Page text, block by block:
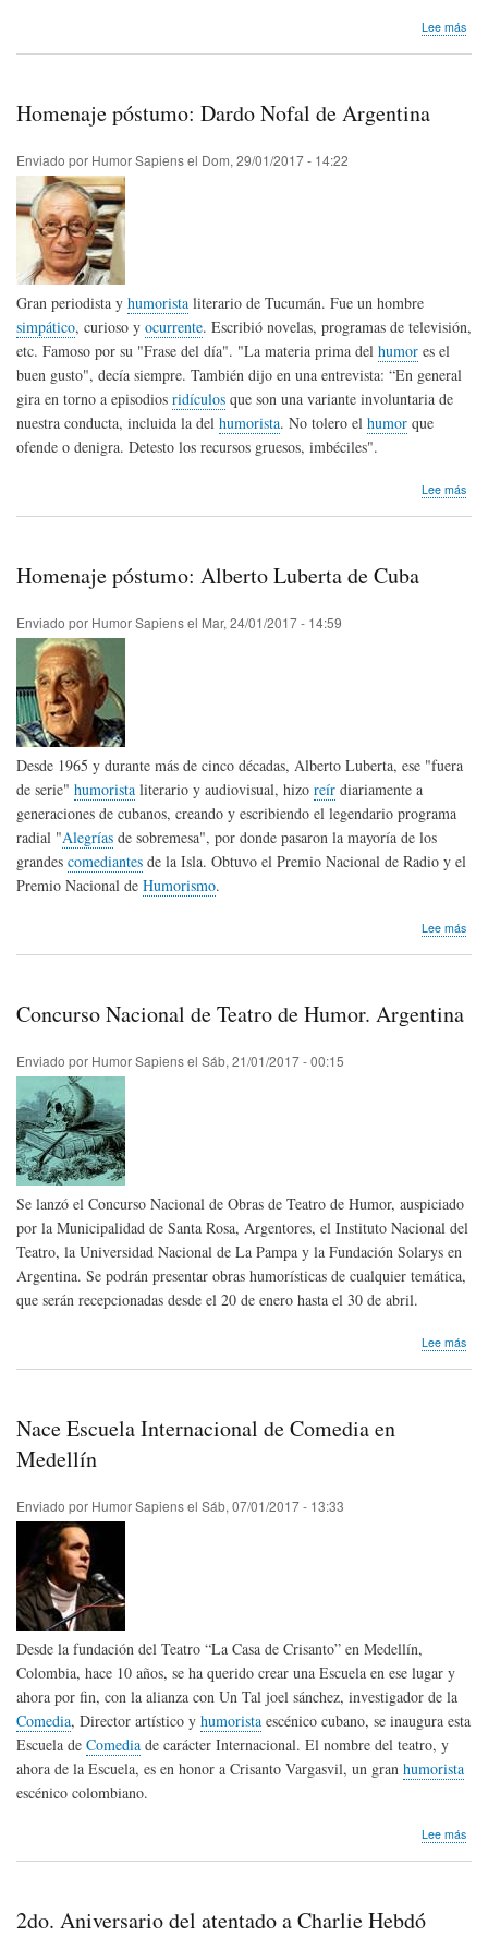
Lee más
Homenaje póstumo: Dardo Nofal de Argentina
Enviado por Humor Sapiensel Dom, 29/01/2017 - 14:22
Gran periodista y humorista literario de Tucumán. Fue un hombre
simpático, curioso y ocurrente. Escribió novelas, programas de televisión,
etc. Famoso por su "Frase del día". "La materia prima del humor es el
buen gusto", decía siempre. También dijo en una entrevista: “En general
gira en torno a episodios ridículos que son una variante involuntaria de
nuestra conducta, incluida la del humorista. No tolero el humor que
ofende o denigra. Detesto los recursos gruesos, imbéciles".
Lee más
Homenaje póstumo: Alberto Luberta de Cuba
Enviado por Humor Sapiensel Mar, 24/01/2017 - 14:59
Desde 1965 y durante más de cinco décadas, Alberto Luberta, ese "fuera
de serie" humorista literario y audiovisual, hizo reír diariamente a
generaciones de cubanos, creando y escribiendo el legendario programa
radial "Alegrías de sobremesa", por donde pasaron la mayoría de los
grandes comediantes de la Isla. Obtuvo el Premio Nacional de Radio y el
Premio Nacional de Humorismo.
Lee más
Concurso Nacional de Teatro de Humor. Argentina
Enviado por Humor Sapiensel Sáb, 21/01/2017 - 00:15
Se lanzó el Concurso Nacional de Obras de Teatro de Humor, auspiciado
por la Municipalidad de Santa Rosa, Argentores, el Instituto Nacional del
Teatro, la Universidad Nacional de La Pampa y la Fundación Solarys en
Argentina. Se podrán presentar obras humorísticas de cualquier temática,
que serán recepcionadas desde el 20 de enero hasta el 30 de abril.
Lee más
Nace Escuela Internacional de Comedia en
Medellín
Enviado por Humor Sapiensel Sáb, 07/01/2017 - 13:33
Desde la fundación del Teatro “La Casa de Crisanto” en Medellín,
Colombia, hace 10 años, se ha querido crear una Escuela en ese lugar y
ahora por fin, con la alianza con Un Tal joel sánchez, investigador de la
Comedia, Director artístico y humorista escénico cubano, se inaugura esta
Escuela de Comedia de carácter Internacional. El nombre del teatro, y
ahora de la Escuela, es en honor a Crisanto Vargasvil, un gran humorista
escénico colombiano.
Lee más
2do. Aniversario del atentado a Charlie Hebdó